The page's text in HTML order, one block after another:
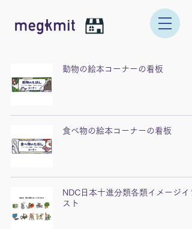
動物の絵本コーナーの看板
食べ物の絵本コーナーの看板
NDC日本十進分類各類イメージイ
スト